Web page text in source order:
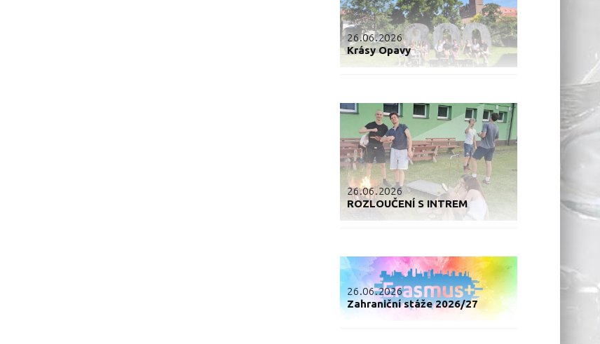
26.06.2026
Krásy Opavy
26.06.2026
ROZLOUČENÍ S INTREM
26.06.2026
Zahraniční stáže 2026/27